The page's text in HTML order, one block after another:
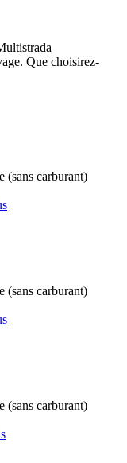
Que choisirez-
(sans carburant)
(sans carburant)
(sans carburant)